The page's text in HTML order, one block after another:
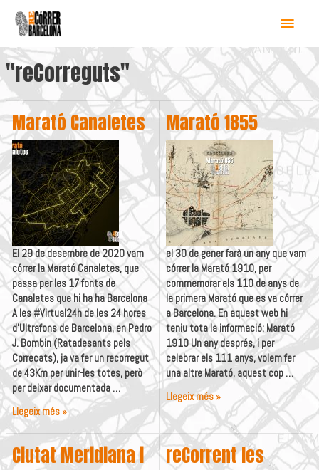
Menú
"reCorreguts"
Marató Canaletes
El 29 de desembre de 2020 vam
córrer la Marató Canaletes, que
passa per les 17 fonts de
Canaletes que hi ha ha Barcelona
A les #Virtual24h de les 24 hores
d’Ultrafons de Barcelona, en Pedro
J. Bombin (Ratadesants pels
Correcats), ja va fer un recorregut
de 43Km per unir-les totes, però
per deixar documentada …
Marató
Canaletes
Llegeix més »
Marató 1855
el 30 de gener farà un any que vam
córrer la Marató 1910, per
commemorar els 110 de anys de
la primera Marató que es va córrer
a Barcelona. En aquest web hi
teniu tota la informació: Marató
1910 Un any després, i per
celebrar els 111 anys, volem fer
una altre Marató, aquest cop …
Marató
1855
Llegeix més »
Ciutat Meridiana i
reCorrent les